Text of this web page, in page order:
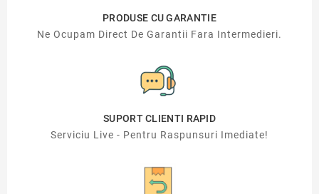
PRODUSE CU GARANTIE
Ne Ocupam Direct De Garantii Fara Intermedieri.
SUPORT CLIENTI RAPID
Serviciu Live - Pentru Raspunsuri Imediate!